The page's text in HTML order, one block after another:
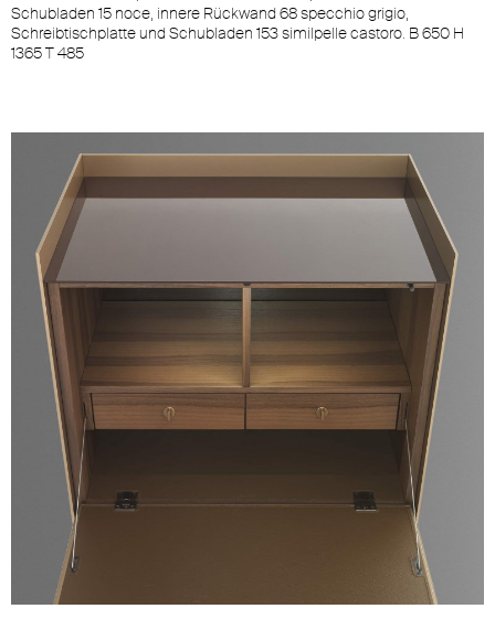
Schubladen 15 noce, innere Rückwand 68 specchio grigio,
Schreibtischplatte und Schubladen 153 similpelle castoro. B 650 H
1365 T 485